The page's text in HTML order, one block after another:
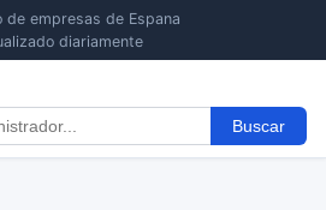
de empresas de Espana
diariamente
Buscar